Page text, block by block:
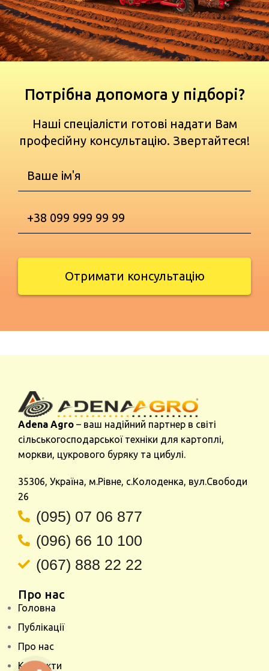
Потрібна допомога у підборі?
Наші спеціалісти готові надати Вам
професійну консультацію. Звертайтеся!
Отримати консультацію
Adena Agro – ваш надійний партнер в світі
сільськогосподарської техніки для картоплі,
моркви, цукрового буряку та цибулі.
35306, Україна, м.Рівне, с.Колоденка, вул.Свободи
26
(095) 07 06 877
(096) 66 10 100
(067) 888 22 22
Про нас
Головна
Публікації
Про нас
Контакти